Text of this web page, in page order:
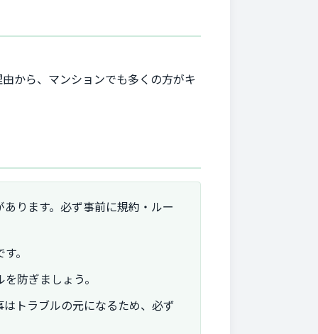
から、マンションでも多くの方がキ
ります。必ず事前に規約・ルー
。
防ぎましょう。
トラブルの元になるため、必ず